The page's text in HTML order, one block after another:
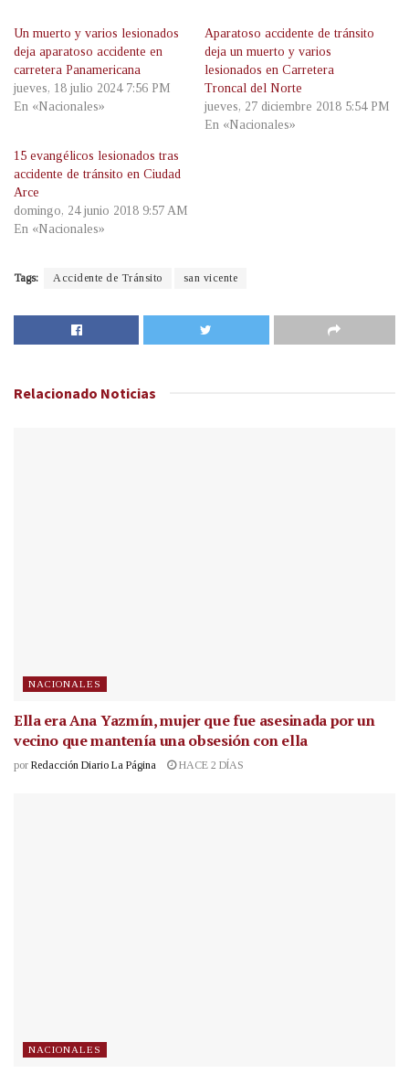
Un muerto y varios lesionados
deja aparatoso accidente en
carretera Panamericana
jueves, 18 julio 2024 7:56 PM
En «Nacionales»
Aparatoso accidente de tránsito
deja un muerto y varios
lesionados en Carretera
Troncal del Norte
jueves, 27 diciembre 2018 5:54 PM
En «Nacionales»
15 evangélicos lesionados tras
accidente de tránsito en Ciudad
Arce
domingo, 24 junio 2018 9:57 AM
En «Nacionales»
Tags: Accidente de Tránsito san vicente
Relacionado Noticias
NACIONALES
Ella era Ana Yazmín, mujer que fue asesinada por un
vecino que mantenía una obsesión con ella
por Redacción Diario La Página HACE 2 DÍAS
NACIONALES